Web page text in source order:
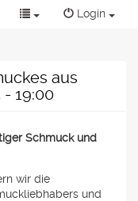
Login
aus
- 19:00
Schmuck und
wir die
und